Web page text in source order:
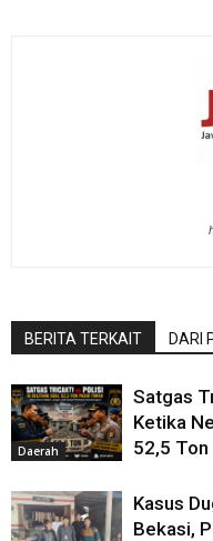
BERITA TERKAIT DARI
Daerah
Satgas
Ketika
52,5
Kasus
Bekasi,